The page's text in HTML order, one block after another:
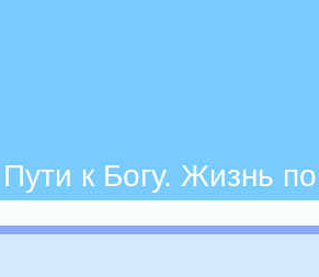
к Богу. Жизнь по